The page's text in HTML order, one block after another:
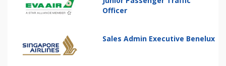
Officer
Sales Admin Executive Benelux